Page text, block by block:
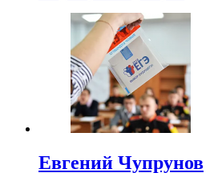
Евгений Чупрунов